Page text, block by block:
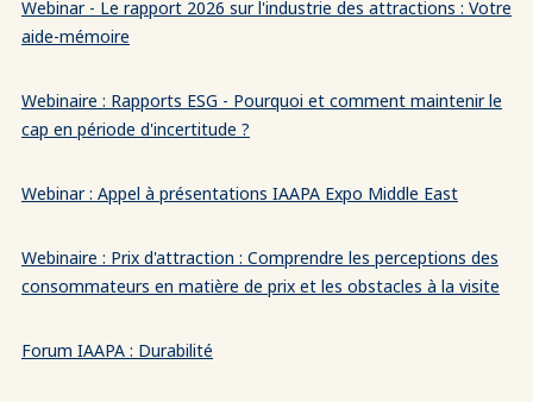
Webinar - Le rapport 2026 sur l'industrie des attractions : Votre
aide-mémoire
Webinaire : Rapports ESG - Pourquoi et comment maintenir le
cap en période d'incertitude ?
Webinar : Appel à présentations IAAPA Expo Middle East
Webinaire : Prix d'attraction : Comprendre les perceptions des
consommateurs en matière de prix et les obstacles à la visite
Forum IAAPA : Durabilité